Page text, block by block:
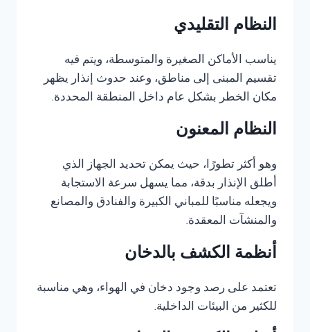
النظام التقليدي
يناسب الأماكن الصغيرة والمتوسطة، ويتم فيه
تقسيم المبنى إلى مناطق، وعند حدوث إنذار يظهر
مكان الخطر بشكل عام داخل المنطقة المحددة.
النظام المعنون
وهو أكثر تطورًا، حيث يمكن تحديد الجهاز الذي
أطلق الإنذار بدقة، مما يسهل سرعة الاستجابة
ويجعله مناسبًا للمباني الكبيرة والفنادق والمصانع
والمنشآت المعقدة.
أنظمة الكشف بالدخان
تعتمد على رصد وجود دخان في الهواء، وهي مناسبة
للكثير من البيئات الداخلية.